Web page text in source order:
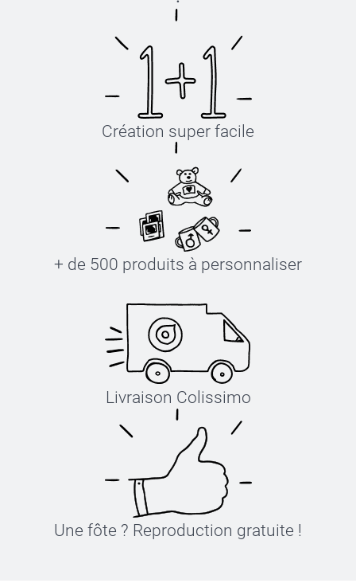
Création super facile
+ de 500 produits à personnaliser
Livraison Colissimo
Une fôte ? Reproduction gratuite !